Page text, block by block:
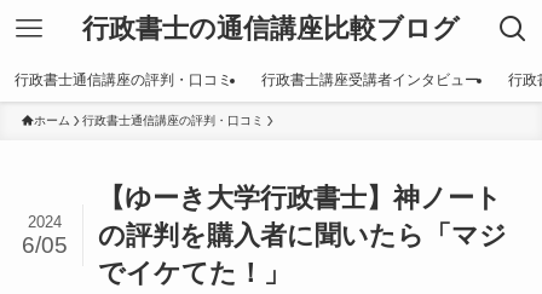
行政書士の通信講座比較ブログ
行政書士通信講座の評判・口コミ 行政書士講座受講者インタビュー 行政
ホーム 行政書士通信講座の評判・口コミ
【ゆーき大学行政書士】神ノート
の評判を購入者に聞いたら「マジ
でイケてた！」
2024
6/05